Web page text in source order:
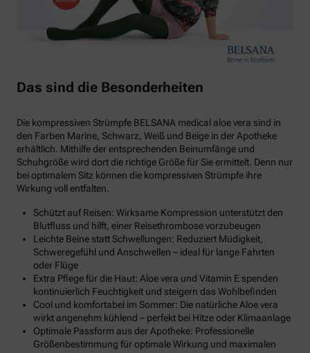
Das sind die Besonderheiten
Die kompressiven Strümpfe BELSANA medical aloe vera sind in
den Farben Marine, Schwarz, Weiß und Beige in der Apotheke
erhältlich. Mithilfe der entsprechenden Beinumfänge und
Schuhgröße wird dort die richtige Größe für Sie ermittelt. Denn nur
bei optimalem Sitz können die kompressiven Strümpfe ihre
Wirkung voll entfalten.
Schützt auf Reisen: Wirksame Kompression unterstützt den
Blutfluss und hilft, einer Reisethrombose vorzubeugen
Leichte Beine statt Schwellungen: Reduziert Müdigkeit,
Schweregefühl und Anschwellen – ideal für lange Fahrten
oder Flüge
Extra Pflege für die Haut: Aloe vera und Vitamin E spenden
kontinuierlich Feuchtigkeit und steigern das Wohlbefinden
Cool und komfortabel im Sommer: Die natürliche Aloe vera
wirkt angenehm kühlend – perfekt bei Hitze oder Klimaanlage
Optimale Passform aus der Apotheke: Professionelle
Größenbestimmung für optimale Wirkung und maximalen